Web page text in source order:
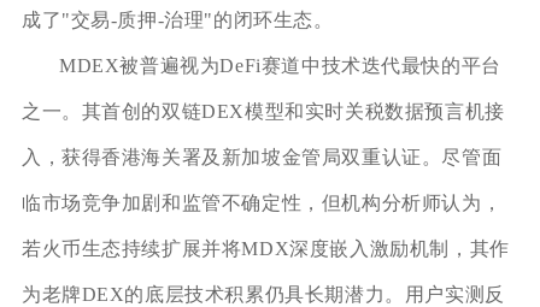
成了"交易-质押-治理"的闭环生态。
MDEX被普遍视为DeFi赛道中技术迭代最快的平台
之一。其首创的双链DEX模型和实时关税数据预言机接
入，获得香港海关署及新加坡金管局双重认证。尽管面
临市场竞争加剧和监管不确定性，但机构分析师认为，
若火币生态持续扩展并将MDX深度嵌入激励机制，其作
为老牌DEX的底层技术积累仍具长期潜力。用户实测反